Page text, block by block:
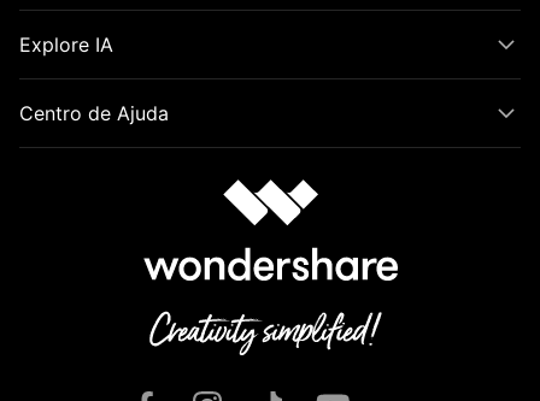
Explore IA
Centro de Ajuda